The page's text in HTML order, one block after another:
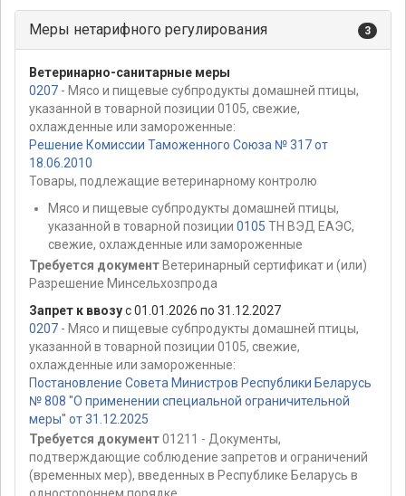
Меры нетарифного регулирования 3
Ветеринарно-санитарные меры
0207 - Мясо и пищевые субпродукты домашней птицы,
указанной в товарной позиции 0105, свежие,
охлажденные или замороженные:
Решение Комиссии Таможенного Союза № 317 от
18.06.2010
Товары, подлежащие ветеринарному контролю
Мясо и пищевые субпродукты домашней птицы,
указанной в товарной позиции 0105 ТН ВЭД ЕАЭС,
свежие, охлажденные или замороженные
Требуется документ Ветеринарный сертификат и (или)
Разрешение Минсельхозпрода
Запрет к ввозус 01.01.2026 по 31.12.2027
0207 - Мясо и пищевые субпродукты домашней птицы,
указанной в товарной позиции 0105, свежие,
охлажденные или замороженные:
Постановление Совета Министров Республики Беларусь
№ 808 "О применении специальной ограничительной
меры" от 31.12.2025
Требуется документ01211 - Документы,
подтверждающие соблюдение запретов и ограничений
(временных мер), введенных в Республике Беларусь в